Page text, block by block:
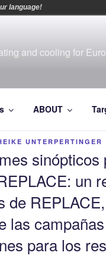
and cooling for
ABOUT
UNTERPERTINGER
sinópticos
un
de
las
para los
language!